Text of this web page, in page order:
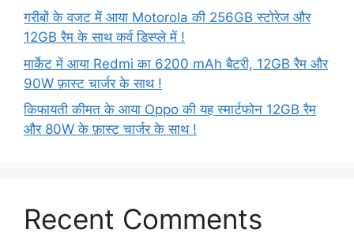
गरीबों के वजट में आया Motorola की 256GB स्टोरेज और
12GB रैम के साथ कर्व डिस्प्ले में !
मार्केट में आया Redmi का 6200 mAh बैटरी, 12GB रैम और
90W फ़ास्ट चार्जर के साथ !
किफायती कीमत के आया Oppo की यह स्मार्टफोन 12GB रैम
और 80W के फ़ास्ट चार्जर के साथ !
Recent Comments